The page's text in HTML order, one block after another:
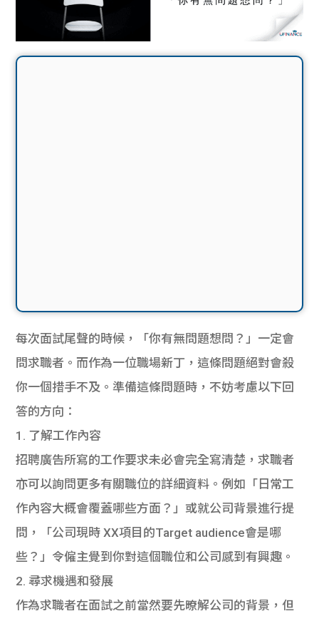
每次面試尾聲的時候，「你有無問題想問？」一定會
問求職者。而作為一位職場新丁，這條問題絕對會殺
你一個措手不及。準備這條問題時，不妨考慮以下回
答的方向：
1. 了解工作內容
招聘廣告所寫的工作要求未必會完全寫清楚，求職者
亦可以詢問更多有關職位的詳細資料。例如「日常工
作內容大概會覆蓋哪些方面？」或就公司背景進行提
問，「公司現時 XX項目的Target audience會是哪
些？」令僱主覺到你對這個職位和公司感到有興趣。
2. 尋求機遇和發展
作為求職者在面試之前當然要先暸解公司的背景，但